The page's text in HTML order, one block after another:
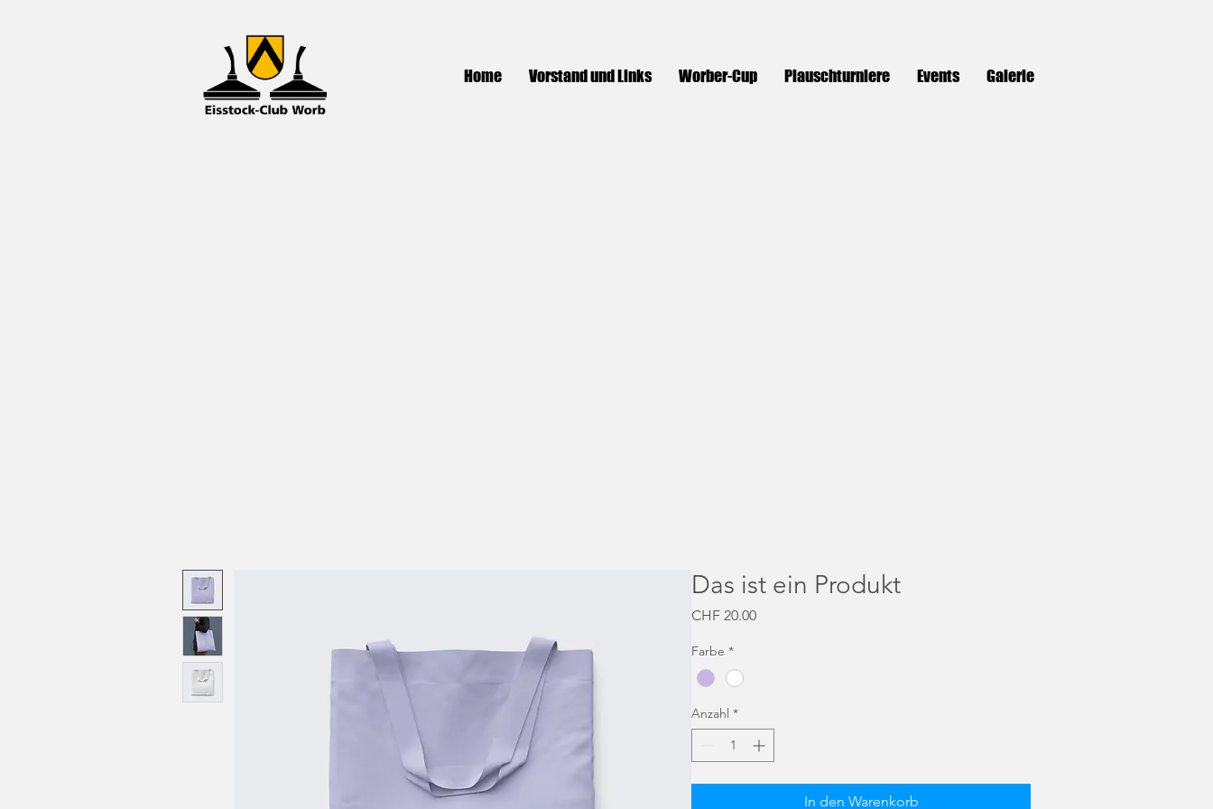
Home Vorstand und Links Worber-Cup Plauschturniere Events Galerie
Das ist ein Produkt
CHF 20.00Preis
Farbe *
Anzahl *
In den Warenkorb